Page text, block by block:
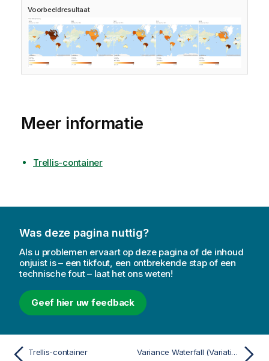
Voorbeeldresultaat
Meer informatie
Trellis-container
Was deze pagina nuttig?
Als u problemen ervaart op deze pagina of de inhoud
onjuist is – een tikfout, een ontbrekende stap of een
technische fout – laat het ons weten!
Geef hier uw feedback
Trellis-container Variance Waterfall (Variatie-watervalgrafiek)